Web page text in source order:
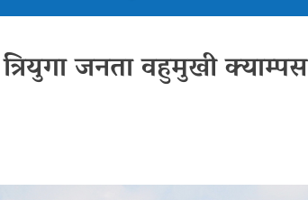
जनता वहुमुखी क्याम्पस